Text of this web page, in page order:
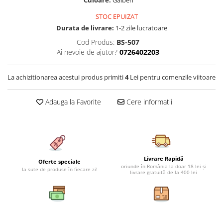
Lenjerii Catifea
Cearceaf cu elastic
Lenjerii Pufoase Fluffy/ Rabbit
Bumbac Neted Nesatinat
Bumbac 100% Poplin Hobby
Lenjerii Satin Premium
Lenjerii Jacquard
Lenjerii Matase
Lenjerii pentru PASTE
Huse De Pat Tricotate 180x200cm
Huse Impermeabile 160x200cm
Huse Impermeabile 180x200cm
STOC EPUIZAT
Durata de livrare: 1-2 zile lucratoare
Cod Produs: BS-507
Ai nevoie de ajutor? 0726402203
La achizitionarea acestui produs primiti4Lei pentru comenzile viitoare
Adauga la Favorite Cere informatii
Oferte speciale
la sute de produse în fiecare zi!
Livrare Rapidă
oriunde în România la doar 18 lei și
livrare gratuită de la 400 lei